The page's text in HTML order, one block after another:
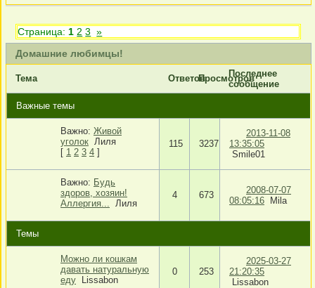
Домашние любимцы!
Страница: 1 2 3 »
Тема ОтветовПросмотровПоследнее
сообщение
Важные темы
Важно: Живой
уголок Лиля
[ 1 2 3 4 ]
115 3237
2013-11-08
13:35:05
Smile01
Важно: Будь
здоров, хозяин!
Аллергия...
Лиля
4 673
2008-07-07
08:05:16
Mila
Темы
Можно ли кошкам
давать натуральную
еду
Lissabon
0 253
2025-03-27
21:20:35
Lissabon